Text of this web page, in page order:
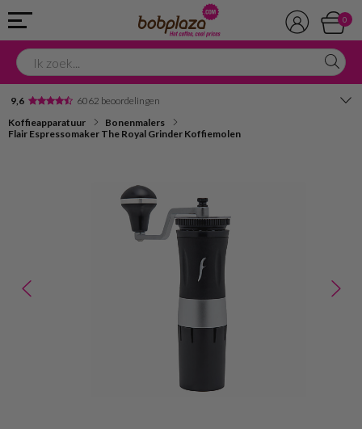
0
9,6 6062 beoordelingen
Avondbezorging
Koffieapparatuur
Bonenmalers
Flair Espressomaker The Royal Grinder Koffiemolen